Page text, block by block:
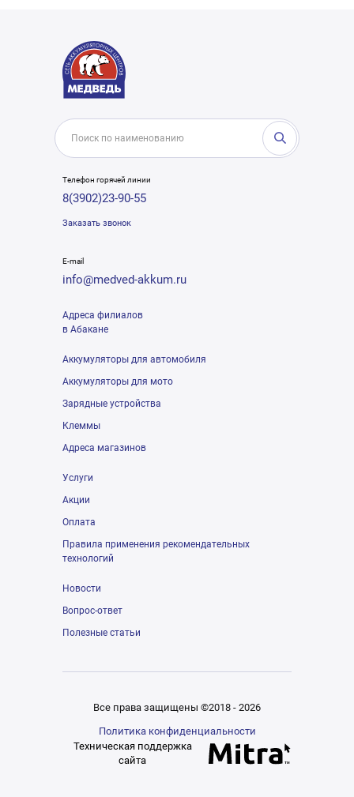
Телефон горячей линии
8(3902)23-90-55
Заказать звонок
E-mail
info@medved-akkum.ru
Адреса филиалов
в Абакане
Аккумуляторы для автомобиля
Аккумуляторы для мото
Зарядные устройства
Клеммы
Адреса магазинов
Услуги
Акции
Оплата
Правила применения рекомендательных
технологий
Новости
Вопрос-ответ
Полезные статьи
Все права защищены ©2018 - 2026
Политика конфиденциальности
Техническая поддержка
сайта